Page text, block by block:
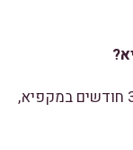
הגלידה יכולה להחזיק בצורתה הטובה עד 3 חודשים במקפיא,